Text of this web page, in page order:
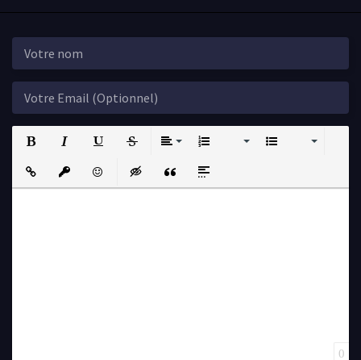
Strikethrough
Insert LinkInsert protected link
EmoticonsInsert hidden text
Insert QuoteInsert spoiler
0